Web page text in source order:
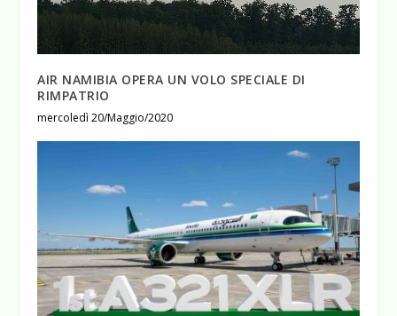
AIR NAMIBIA OPERA UN VOLO SPECIALE DI
RIMPATRIO
mercoledì 20/Maggio/2020